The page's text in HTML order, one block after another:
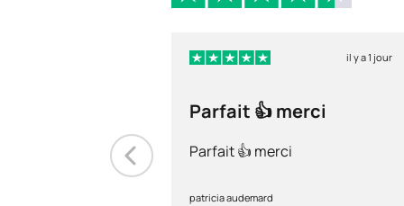
il y a 1 jour
Parfait 👍 merci
Parfait 👍 merci
patricia audemard